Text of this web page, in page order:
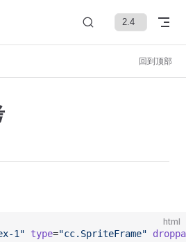
回到顶部
html
1" type="cc.SpriteFrame"